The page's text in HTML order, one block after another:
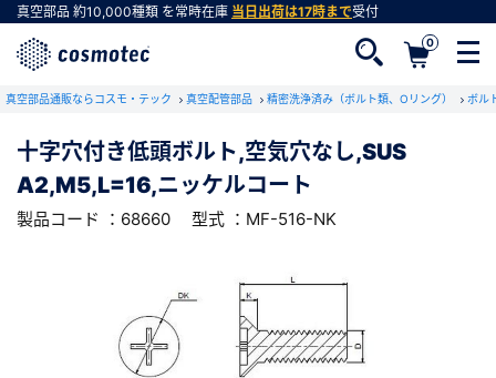
真空部品 約10,000種類 を常時在庫 当日出荷は17時まで受付
0
真空部品通販ならコスモ・テック 真空配管部品 精密洗浄済み（ボルト類、Oリング） ボル
十字穴付き低頭ボルト,空気穴なし,SUS
A2,M5,L=16,ニッケルコート
製品コード ：68660 型式 ：MF-516-NK
RoHS2適合報告書のダウンロード
下記製品のRoHS2適合報告書のダウンロードをします。
十字穴付き低頭ボルト,空気穴なし,SUS
A2,M5,L=16,ニッケルコート
型式 ：MF-516-NK 製品コード ：68660
必須
会員登録がお済みでない方
会員登録をすれば、便利な機能がご利用いただけ